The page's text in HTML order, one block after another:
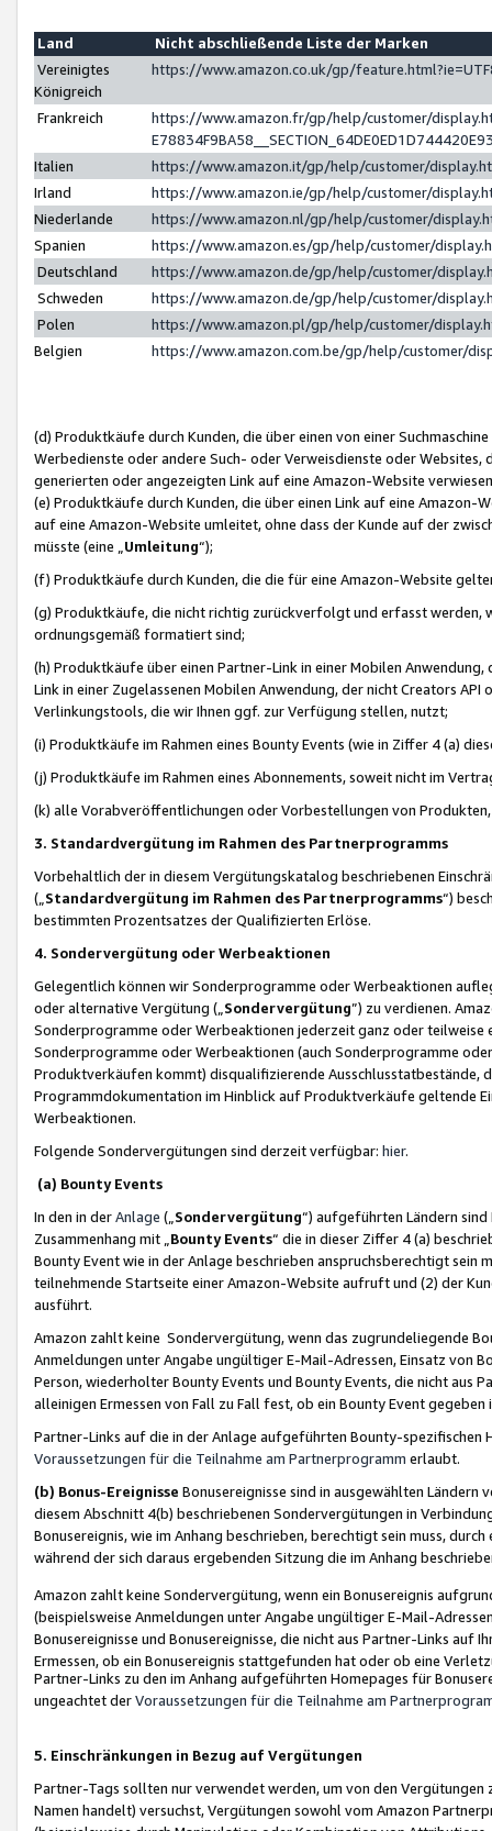
Land
Nicht abschließende Liste der Marken
Vereinigtes
Königreich
https://www.amazon.co.uk/gp/
Frankreich
https://www.amazon.fr/gp/help/customer/
Italien
https://www.amazon.it/gp/help/customer/
Irland
https://www.amazon.ie/gp/help/customer/
Niederlande
https://www.amazon.nl/gp/help/customer/
Spanien
https://www.amazon.es/gp/help/customer/
Deutschland
https://www.amazon.de/gp/help/customer/
Schweden
https://www.amazon.de/gp/help/customer/
Polen
https://www.amazon.pl/gp/help/customer/
Belgien
https://www.amazon.com.be/gp/help/customer/
(d) Produktkäufe durch Kunden, die über einen von einer
Werbedienste oder andere Such- oder Verweisdienste oder Websites,
generierten oder angezeigten Link auf eine Amazon-Website
(e) Produktkäufe durch Kunden, die über einen Link auf eine
auf eine Amazon-Website umleitet, ohne dass der Kunde auf der
müsste (eine „ Umleitung“);
(f) Produktkäufe durch Kunden, die die für eine Amazon-Website
(g) Produktkäufe, die nicht richtig zurückverfolgt und erfasst werden,
ordnungsgemäß formatiert sind;
(h) Produktkäufe über einen Partner-Link in einer Mobilen
Link in einer Zugelassenen Mobilen Anwendung, der nicht Creators
Verlinkungstools, die wir Ihnen ggf. zur Verfügung stellen, nutzt;
(i) Produktkäufe im Rahmen eines Bounty Events (wie in Ziffer 4 (a)
(j) Produktkäufe im Rahmen eines Abonnements, soweit nicht im
(k) alle Vorabveröffentlichungen oder Vorbestellungen von
3. Standardvergütung im Rahmen des Partnerprogramms
Vorbehaltlich der in diesem Vergütungskatalog beschriebenen
(„ Standardvergütung im Rahmen des Partnerprogramms“)
bestimmten Prozentsatzes der Qualifizierten Erlöse.
4. Sondervergütung oder Werbeaktionen
Gelegentlich können wir Sonderprogramme oder Werbeaktionen
oder alternative Vergütung („ Sondervergütung”) zu verdienen.
Sonderprogramme oder Werbeaktionen jederzeit ganz oder
Sonderprogramme oder Werbeaktionen (auch Sonderprogramme
Produktverkäufen kommt) disqualifizierende Ausschlusstatbestände,
Programmdokumentation im Hinblick auf Produktverkäufe geltende
Werbeaktionen.
Folgende Sondervergütungen sind derzeit verfügbar: hier.
(a) Bounty Events
In den in derAnlage („ Sondervergütung“) aufgeführten Ländern
Zusammenhang mit „ Bounty Events“ die in dieser Ziffer 4 (a)
Bounty Event wie in der Anlage beschrieben anspruchsberechtigt sein
teilnehmende Startseite einer Amazon-Website aufruft und (2) der
ausführt.
Amazon zahlt keine Sondervergütung, wenn das zugrundeliegende
Anmeldungen unter Angabe ungültiger E-Mail-Adressen, Einsatz von
Person, wiederholter Bounty Events und Bounty Events, die nicht
alleinigen Ermessen von Fall zu Fall fest, ob ein Bounty Event
Partner-Links auf die in der Anlage aufgeführten Bounty-spezifischen
Voraussetzungen für die Teilnahme am Partnerprogramm erlaubt.
(b) Bonus-Ereignisse Bonusereignisse sind in ausgewählten Ländern
diesem Abschnitt 4(b) beschriebenen Sondervergütungen in
Bonusereignis, wie im Anhang beschrieben, berechtigt sein muss,
während der sich daraus ergebenden Sitzung die im Anhang
Amazon zahlt keine Sondervergütung, wenn ein Bonusereignis
(beispielsweise Anmeldungen unter Angabe ungültiger E-Mail-
Bonusereignisse und Bonusereignisse, die nicht aus Partner-Links auf
Ermessen, ob ein Bonusereignis stattgefunden hat oder ob eine
Partner-Links zu den im Anhang aufgeführten Homepages für
ungeachtet derVoraussetzungen für die Teilnahme am
5. Einschränkungen in Bezug auf Vergütungen
Partner-Tags sollten nur verwendet werden, um von den
Namen handelt) versuchst, Vergütungen sowohl vom Amazon